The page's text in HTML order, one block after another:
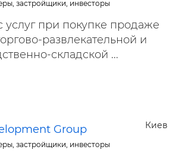
застройщики, инвесторы
услуг при покупке продаже
развлекательной и
складской ...
Киев
Group
застройщики, инвесторы